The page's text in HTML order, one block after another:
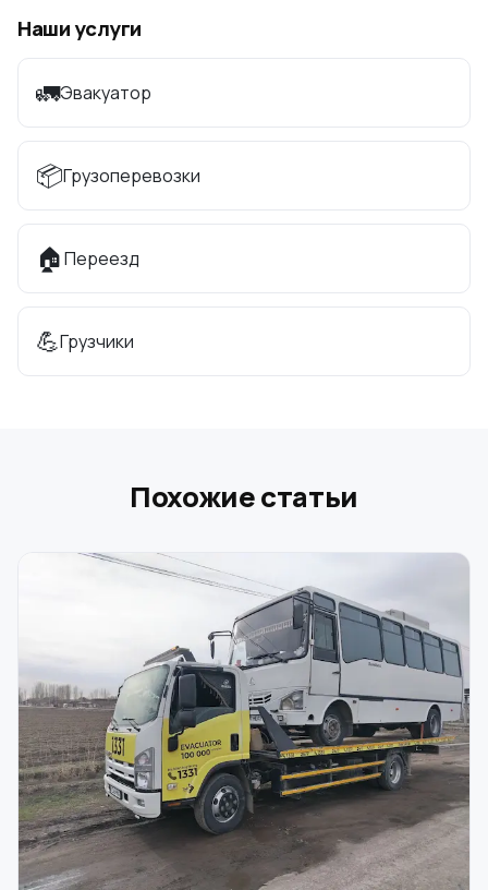
Наши услуги
🚛Эвакуатор
📦Грузоперевозки
🏠Переезд
💪Грузчики
Похожие статьи